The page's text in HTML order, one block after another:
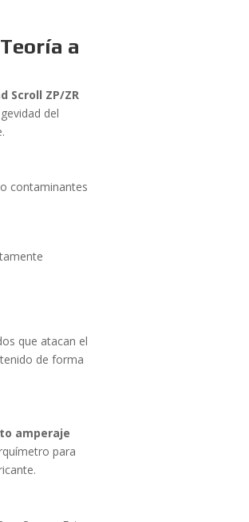
a
Scroll ZP/ZR
del
contaminantes
que atacan el
de forma
amperaje
para